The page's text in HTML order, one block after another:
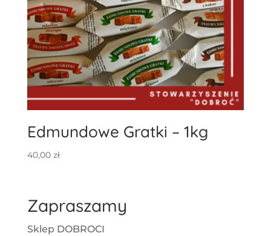
Edmundowe Gratki – 1kg
40,00 zł
Zapraszamy
Sklep DOBROCI